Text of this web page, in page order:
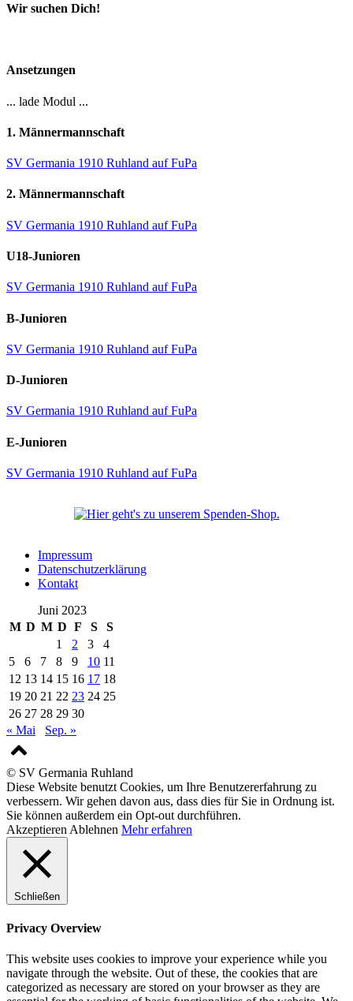
Wir suchen Dich!
Ansetzungen
... lade Modul ...
1. Männermannschaft
SV Germania 1910 Ruhland auf FuPa
2. Männermannschaft
SV Germania 1910 Ruhland auf FuPa
U18-Junioren
SV Germania 1910 Ruhland auf FuPa
B-Junioren
SV Germania 1910 Ruhland auf FuPa
D-Junioren
SV Germania 1910 Ruhland auf FuPa
E-Junioren
SV Germania 1910 Ruhland auf FuPa
Impressum
Datenschutzerklärung
Kontakt
Juni 2023
M D M D F S
S
1
2 3
4
5
6 7 8 9 10 11
12 13 14 15 16 17 18
19 20 21 22 23 24 25
26 27 28 29 30
« Mai
Sep. »
© SV Germania Ruhland
Diese Website benutzt Cookies, um Ihre Benutzererfahrung zu
verbessern. Wir gehen davon aus, dass dies für Sie in Ordnung ist.
Sie können außerdem ein Opt-out durchführen.
Akzeptieren Ablehnen Mehr erfahren
Schließen
Privacy Overview
This website uses cookies to improve your experience while you
navigate through the website. Out of these, the cookies that are
categorized as necessary are stored on your browser as they are